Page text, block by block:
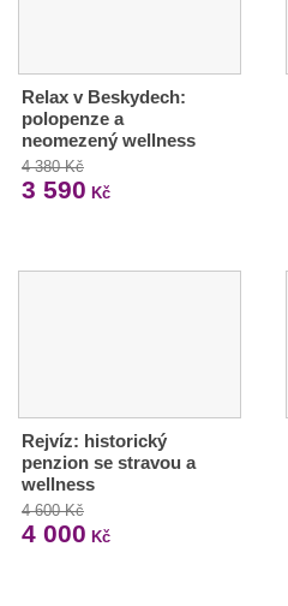
Relax v Beskydech:
polopenze a
neomezený wellness
4 380 Kč
3 590 Kč
Rejvíz: historický
penzion se stravou a
wellness
4 600 Kč
4 000 Kč